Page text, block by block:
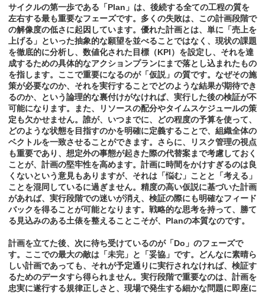
サイクルの第一歩である「Plan」は、後続する全ての工程の質を
左右する最も重要なフェーズです。多くの失敗は、この計画段階で
の解像度の低さに起因しています。優れた計画とは、単に「売上を
上げる」といった抽象的な願望を並べることではなく、現状の課題
を徹底的に分析し、数値化された目標（KPI）を設定し、それを達
成するための具体的なアクションプランにまで落とし込まれたもの
を指します。ここで重要になるのが「仮説」の質です。なぜその施
策が必要なのか、それを実行することでどのような結果が期待でき
るのか、という論理的な裏付けがなければ、実行した後の検証が不
可能になります。また、リソースの配分やタイムスケジュールの策
定も欠かせません。誰が、いつまでに、どの程度の予算を使って、
どのような状態を目指すのかを明確に定義することで、組織全体の
ベクトルを一致させることができます。さらに、リスク管理の視点
も重要であり、想定外の事態が起きた際の代替案まで考慮しておく
ことが、計画の堅牢性を高めます。計画に時間をかけすぎるのは良
くないという意見もありますが、それは「悩む」ことと「考える」
ことを混同しているに過ぎません。精度の高い仮説に基づいた計画
があれば、実行段階での迷いが消え、検証の際にも明確なフィード
バックを得ることが可能となります。戦略的な思考を持って、勝て
る見込みのある土俵を整えることこそが、Planの本質なのです。
計画を立てた後、次に待ち受けているのが「Do」のフェーズで
す。ここでの最大の敵は「未完」と「妥協」です。どんなに素晴ら
しい計画であっても、それが予定通りに実行されなければ、検証す
るためのデータすら得られません。実行段階で重要なのは、計画を
忠実に遂行する規律正しさと、現場で発生する細かな問題に即座に